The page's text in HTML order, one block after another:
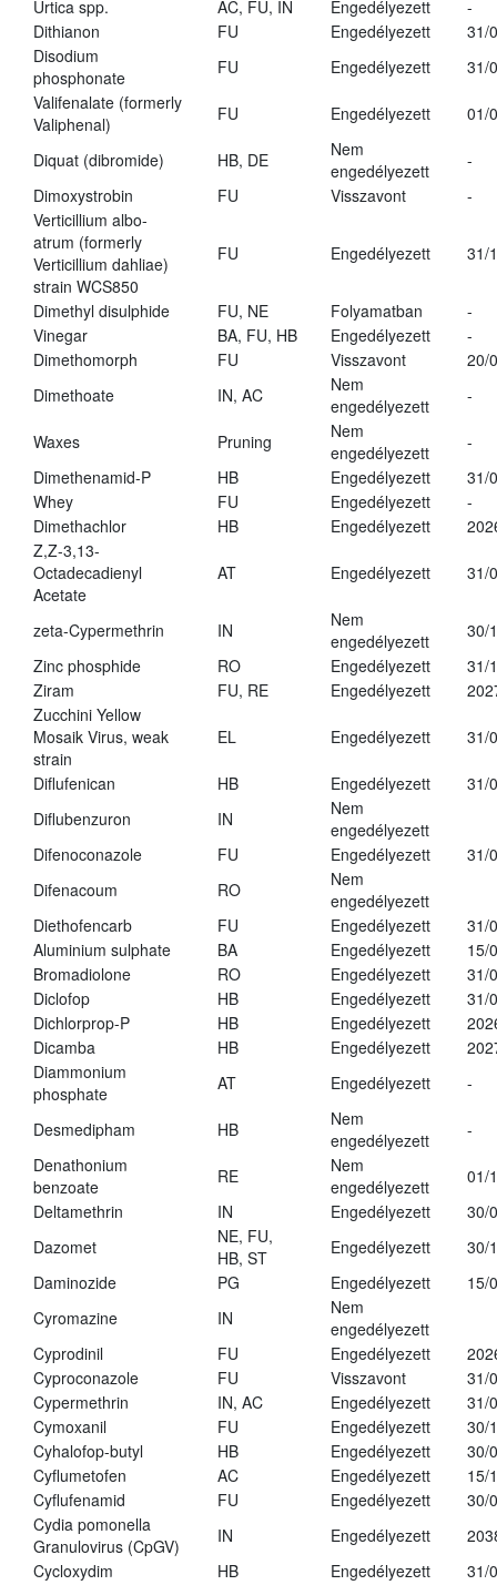
Urtica spp.
AC, FU, IN Engedélyezett
-
Dithianon
FU Engedélyezett
31/
Disodium
phosphonate
FU Engedélyezett
31/
Valifenalate (formerly
Valiphenal)
FU Engedélyezett 01/
Diquat (dibromide) HB, DE
Nem
engedélyezett
-
Dimoxystrobin
FU Visszavont
-
Verticillium albo-
atrum (formerly
Verticillium dahliae)
strain WCS850
FU Engedélyezett 31/
Dimethyl disulphide FU, NE Folyamatban
-
Vinegar
BA, FU, HB Engedélyezett
-
Dimethomorph
FU Visszavont
20/
Dimethoate
IN, AC
Nem
engedélyezett
-
Waxes Pruning
Nem
engedélyezett
-
Dimethenamid-P
HB Engedélyezett
31/
Whey
FU Engedélyezett
-
Dimethachlor
HB Engedélyezett
Z,Z-3,13-
Octadecadienyl
Acetate
AT Engedélyezett 31/
zeta-Cypermethrin IN
Nem
engedélyezett
30/
Zinc phosphide
RO Engedélyezett
31/
Ziram
FU, RE Engedélyezett
Zucchini Yellow
Mosaik Virus, weak
strain
EL Engedélyezett 31/
Diflufenican HB Engedélyezett
31/
Diflubenzuron
IN
Nem
engedélyezett
Difenoconazole
FU Engedélyezett
31/
Difenacoum
RO
Nem
engedélyezett
Diethofencarb
FU Engedélyezett
31/
Aluminium sulphate
BA Engedélyezett
15/
Bromadiolone
RO Engedélyezett
31/
Diclofop
HB Engedélyezett
31/
Dichlorprop-P
HB Engedélyezett
Dicamba
HB Engedélyezett
Diammonium
phosphate
AT Engedélyezett -
Desmedipham HB
Nem
engedélyezett
-
Denathonium
benzoate
RE
Nem
engedélyezett
01/
Deltamethrin
IN Engedélyezett
30/
Dazomet
NE, FU,
HB, ST
Engedélyezett
30/
Daminozide
PG Engedélyezett
15/
Cyromazine
IN
Nem
engedélyezett
Cyprodinil
FU Engedélyezett
Cyproconazole
FU Visszavont
31/
Cypermethrin
IN, AC Engedélyezett
31/
Cymoxanil
FU Engedélyezett
30/
Cyhalofop-butyl
HB Engedélyezett
30/
Cyflumetofen
AC Engedélyezett
15/
Cyflufenamid
FU Engedélyezett
30/
Cydia pomonella
Granulovirus (CpGV)
IN Engedélyezett
Cycloxydim
HB Engedélyezett
31/